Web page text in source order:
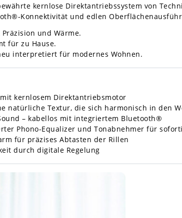
kernlose Direktantriebssystem von
Konnektivität und edlen
und Wärme.
für zu Hause.
interpretiert für modernes Wohnen.
kernlosem Direktantriebsmotor
natürliche Textur, die sich harmonisch in den
– kabellos mit integriertem Bluetooth®
Phono-Equalizer und Tonabnehmer für
für präzises Abtasten der Rillen
durch digitale Regelung